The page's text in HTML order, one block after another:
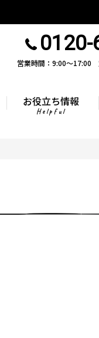
0120-
営業時間：9:00〜17:00
お役立ち情報
Helpful